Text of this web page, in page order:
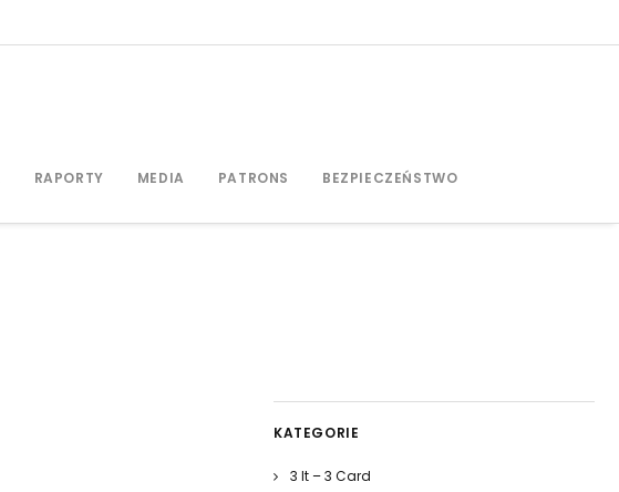
RAPORTY MEDIA PATRONS BEZPIECZEŃSTWO
KATEGORIE
3 It – 3 Card